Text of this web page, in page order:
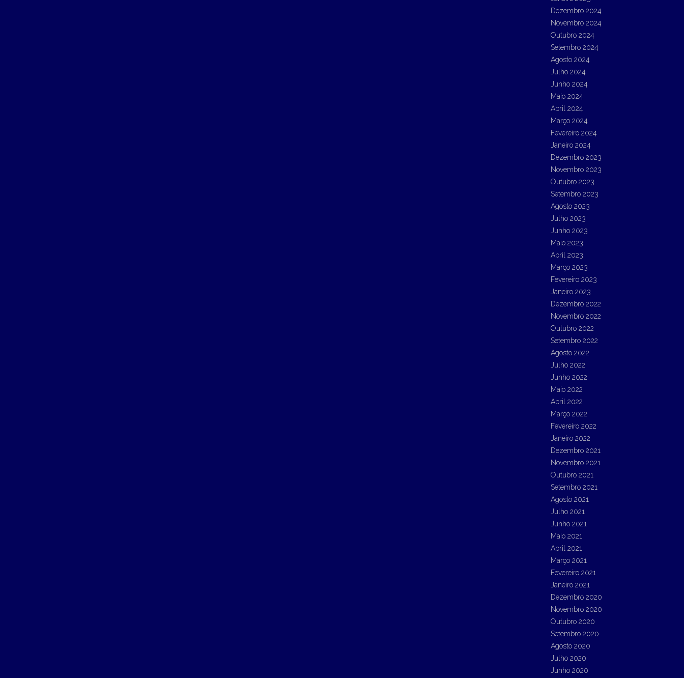
Dezembro 2024
Novembro 2024
Outubro 2024
Setembro 2024
Agosto 2024
Julho 2024
Junho 2024
Maio 2024
Abril 2024
Março 2024
Fevereiro 2024
Janeiro 2024
Dezembro 2023
Novembro 2023
Outubro 2023
Setembro 2023
Agosto 2023
Julho 2023
Junho 2023
Maio 2023
Abril 2023
Março 2023
Fevereiro 2023
Janeiro 2023
Dezembro 2022
Novembro 2022
Outubro 2022
Setembro 2022
Agosto 2022
Julho 2022
Junho 2022
Maio 2022
Abril 2022
Março 2022
Fevereiro 2022
Janeiro 2022
Dezembro 2021
Novembro 2021
Outubro 2021
Setembro 2021
Agosto 2021
Julho 2021
Junho 2021
Maio 2021
Abril 2021
Março 2021
Fevereiro 2021
Janeiro 2021
Dezembro 2020
Novembro 2020
Outubro 2020
Setembro 2020
Agosto 2020
Julho 2020
Junho 2020